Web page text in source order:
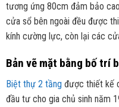
tương ứng 80cm đảm bảo
cửa sổ bên ngoài đều được
kính cường lực, còn lại các
Bản vẽ mặt bằng bố trí
Biệt thự 2 tầng được thiết kế
đầu tư cho gia chủ sinh năm